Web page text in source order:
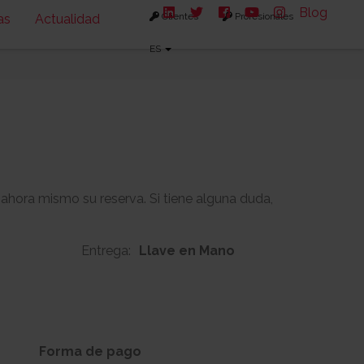
Actualidad Clientes Profesionales
ES
Blog
mismo su reserva. Si tiene alguna duda,
Entrega: Llave en Mano
164m2
Forma de pago